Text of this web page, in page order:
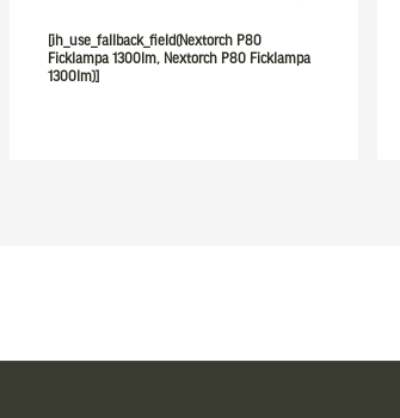
[ih_use_fallback_field(Nextorch P80
Ficklampa 1300lm, Nextorch P80 Ficklampa
1300lm)]